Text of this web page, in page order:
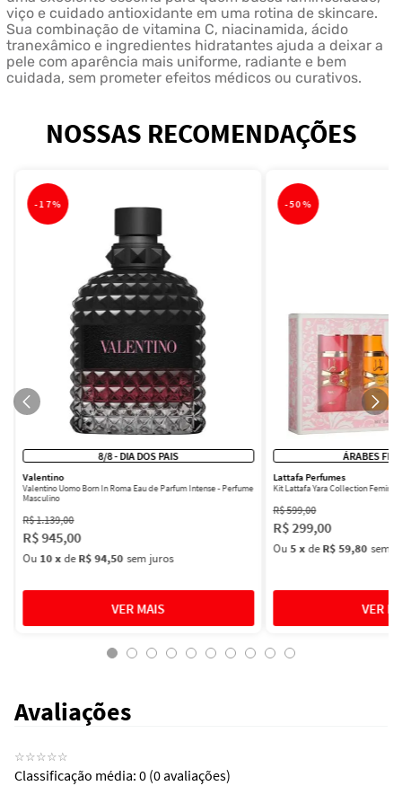
viço e cuidado antioxidante em uma rotina de skincare.
Sua combinação de vitamina C, niacinamida, ácido
tranexâmico e ingredientes hidratantes ajuda a deixar a
pele com aparência mais uniforme, radiante e bem
cuidada, sem prometer efeitos médicos ou curativos.
NOSSAS RECOMENDAÇÕES
-17%
8/8 - DIA DOS PAIS
Valentino
Valentino Uomo Born In Roma Eau de Parfum Intense - Perfume
Masculino
R$1.139,00
R$945,00
Ou 10xdeR$ 94,50 sem juros
-50%
ÁRABES
Lattafa Perfumes
Kit Lattafa Yara Collection
R$599,00
R$299,00
Ou5xdeR$ 59,80 sem
Avaliações
☆☆☆☆☆
Classificação média: 0 (0 avaliações)